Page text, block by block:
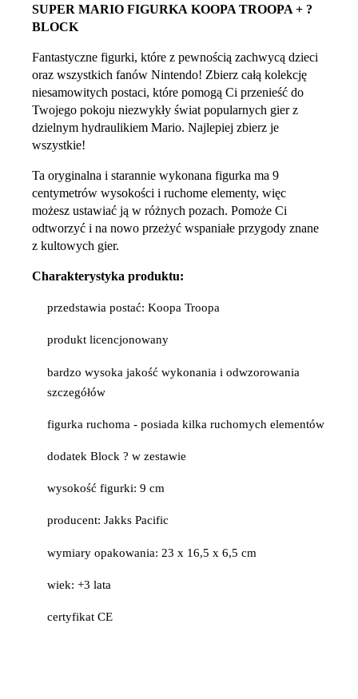
SUPER MARIO FIGURKA KOOPA TROOPA + ?
BLOCK
Fantastyczne figurki, które z pewnością zachwycą dzieci
oraz wszystkich fanów Nintendo! Zbierz całą kolekcję
niesamowitych postaci, które pomogą Ci przenieść do
Twojego pokoju niezwykły świat popularnych gier z
dzielnym hydraulikiem Mario. Najlepiej zbierz je
wszystkie!
Ta oryginalna i starannie wykonana figurka ma 9
centymetrów wysokości i ruchome elementy, więc
możesz ustawiać ją w różnych pozach. Pomoże Ci
odtworzyć i na nowo przeżyć wspaniałe przygody znane
z kultowych gier.
Charakterystyka produktu:
przedstawia postać: Koopa Troopa
produkt licencjonowany
bardzo wysoka jakość wykonania i odwzorowania
szczegółów
figurka ruchoma - posiada kilka ruchomych elementów
dodatek Block ? w zestawie
wysokość figurki: 9 cm
producent: Jakks Pacific
wymiary opakowania: 23 x 16,5 x 6,5 cm
wiek: +3 lata
certyfikat CE